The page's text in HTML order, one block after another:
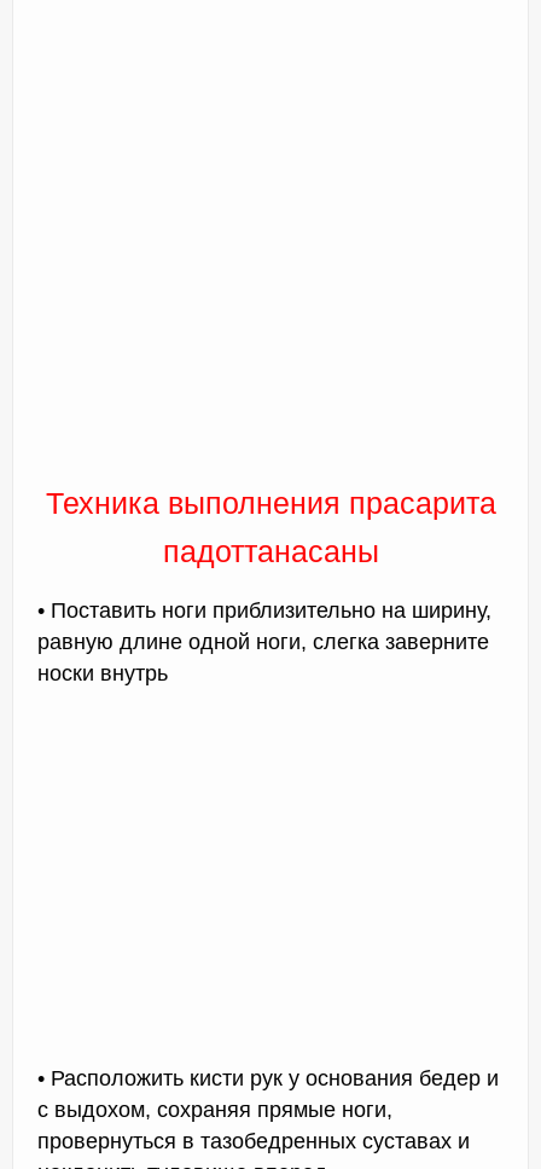
Техника выполнения прасарита
падоттанасаны
• Поставить ноги приблизительно на ширину,
равную длине одной ноги, слегка заверните
носки внутрь
• Расположить кисти рук у основания бедер и
с выдохом, сохраняя прямые ноги,
провернуться в тазобедренных суставах и